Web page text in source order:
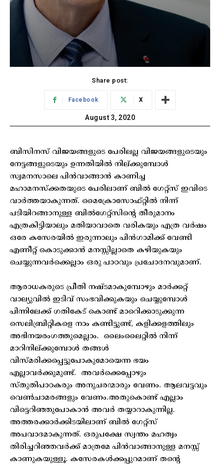
Share post:
Facebook X
August 3, 2020
ബിസിനസ് വിജയങ്ങളുടെ പേരിലല്ല വിജയങ്ങളുടെയും
നേട്ടങ്ങളുടെയും ഉന്നതിയിൽ നില്ക്കുമ്പോൾ
സ്വമനസാലെ പിൻവാങ്ങാൻ കാണിച്ച
മഹാമനസ്‌ക്കതയുടെ പേരിലാണ് ബിൽ ഗേറ്റ്സ് ഇവിടെ
വാർത്തയാകുന്നത്. മൈക്രോസോഫ്റ്റിൽ നിന്ന്
പടിയിറങ്ങാനുള്ള ബിൽഗേറ്റ്സിന്റെ തീരുമാനം
എത്രകിട്ടിയാലും മതിയാവാതെ വരികയും എത്ര വർഷം
ഒരേ കസേരയിൽ ഇരുന്നാലും പിൻഗാമിക്ക് വേണ്ടി
എണീറ്റ് കൊടുക്കാൻ മനസ്സില്ലാതെ കഴിയുകയും
ചെയ്യുന്നവർക്കെല്ലാം ഒരു പാഠവും പ്രചോദനവുമാണ്.
ആരാധകരുടെ പ്രീതി നഷ്ടമാകുമ്പോഴും മാർക്കറ്റ്
വാല്യുവിൽ ഇടിവ് സംഭവിക്കുകയും ചെയ്യുമ്പോൾ
പിന്നിലേക്ക് ഗതികേട് കൊണ്ട് മാറിെക്കാടുക്കുന്ന
സെലിബ്രിറ്റികളെ നാം കണ്ടിട്ടുണ്ട്, കളിക്കളത്തിലും
അഭിനയരംഗത്തുമെല്ലാം. ലൈംലൈറ്റിൽ നിന്ന്
മാറിനില്ക്കുമ്പോൾ തങ്ങൾ
വിസ്മരിക്കപ്പെട്ടുപോകുമോയെന്ന ഭയം
എല്ലാവർക്കുമുണ്ട്. അവർക്കെപ്പോഴും
സ്തുതിപാഠകരും അനുചരന്മാരും വേണം. ആലവട്ടവും
വെൺചാമരങ്ങളും വേണം.അതുകൊണ്ട് എല്ലാം
വിട്ടെറിഞ്ഞുപോകാൻ അവർ തയ്യാറാകുന്നില്ല.
അത്തരക്കാർക്കിടയിലാണ് ബിൽ ഗേറ്റ്സ്
അപവാദമാകുന്നത്. ഒരുപക്ഷേ സ്വന്തം മഹത്വം
തിരിച്ചറിഞ്ഞവർക്ക് മാത്രമേ പിൻവാങ്ങാനുള്ള മനസ്സ്
കാണുകയുള്ളൂ. കസേരകൾക്കപ്പുറമാണ് തന്റെ